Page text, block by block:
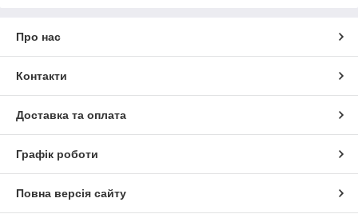
Про нас
Контакти
Доставка та оплата
Графік роботи
Повна версія сайту